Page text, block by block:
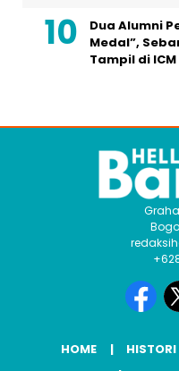
Dua Alumni
Medal”,
Tampil di ICM
HOME